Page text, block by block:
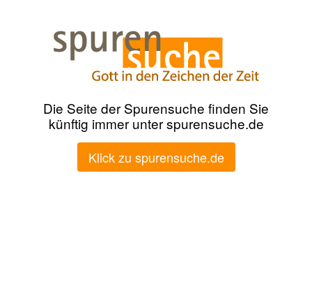
Die Seite der Spurensuche finden Sie
künftig immer unter spurensuche.de
Klick zu spurensuche.de